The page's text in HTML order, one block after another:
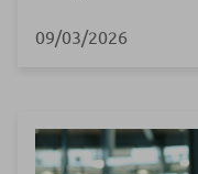
09/03/2026